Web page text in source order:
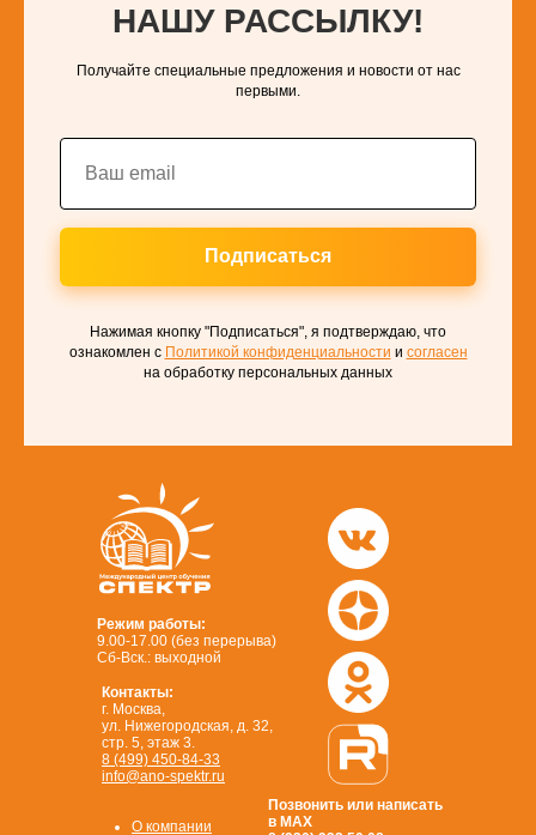
НАШУ РАССЫЛКУ!
Получайте специальные предложения и новости от нас
первыми.
Подписаться
Нажимая кнопку "Подписаться", я подтверждаю, что
ознакомлен с Политикой конфиденциальности и согласен
на обработку персональных данных
Режим работы:
9.00-17.00 (без перерыва)
Сб-Вск.: выходной
Позвонить или написать
в MAX
Контакты:
г. Москва,
ул. Нижегородская, д. 32,
стр. 5, этаж 3.
8 (499) 450-84-33
info@ano-spektr.ru
О компании